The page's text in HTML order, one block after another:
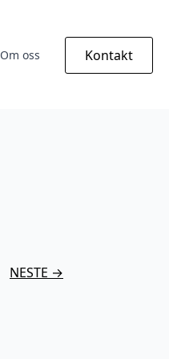
Om oss Kontakt
NESTE →